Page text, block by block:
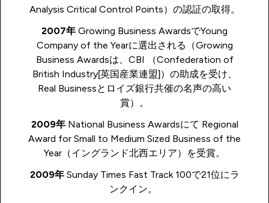
Analysis Critical Control Points）の認証の取得。
2007年 Growing Business AwardsでYoung
Company of the Yearに選出される（Growing
Business Awardsは、CBI （Confederation of
British Industry[英国産業連盟]）の助成を受け、
Real Businessとロイズ銀行共催の名声の高い
賞）。
2009年National Business Awardsにて Regional
Award for Small to Medium Sized Business of the
Year（イングランド北西エリア）を受賞。
2009年Sunday Times Fast Track 100で21位にラ
ンクイン。